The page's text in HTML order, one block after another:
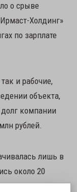
о срыве
Холдинг»
по зарплате
и рабочие,
объекта,
компании
рублей.
лишь в
около 20
из